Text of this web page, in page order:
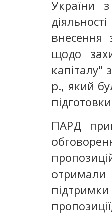
України
внесення
щодо
капіталу"
р., який
ПАРД